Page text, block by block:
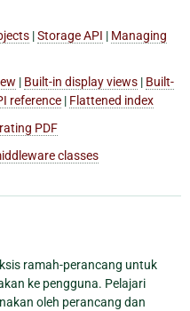
|Storage API | Managing
| Built-in display views | Built-
reference | Flattened index
PDF
classes
ramah-perancang untuk
ke pengguna. Pelajari
oleh perancang dan